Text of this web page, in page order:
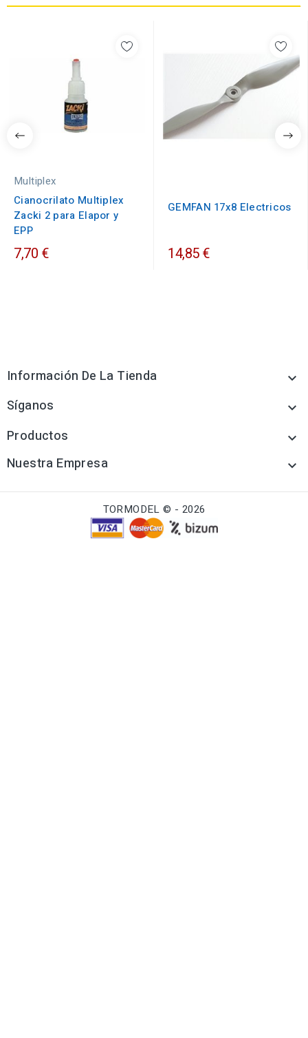
Multiplex
Cianocrilato Multiplex
Zacki 2 para Elapor y
EPP
7,70 €
GEMFAN 17x8 Electricos
14,85 €
Información De La Tienda 
Síganos 
Productos 
Nuestra Empresa 
TORMODEL © - 2026